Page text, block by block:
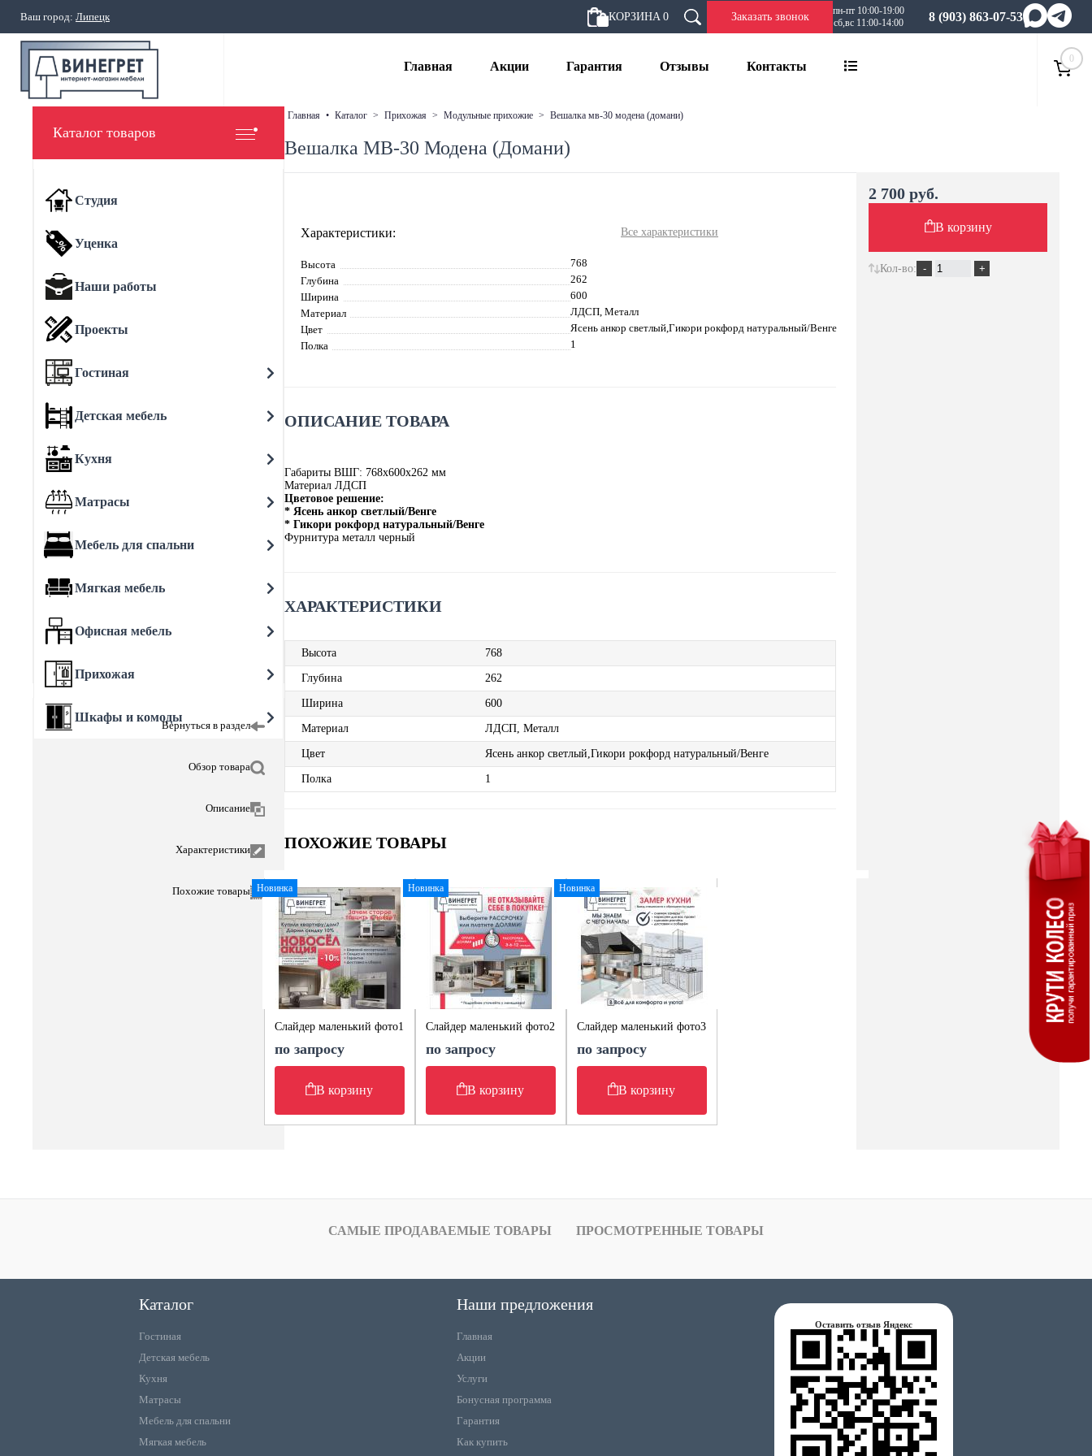
Ваш город: Липецк КОРЗИНА 0 Заказать звонок
пн-пт 10:00-19:00
сб,вс 11:00-14:00
8 (903) 863-07-53
Главная Акции Гарантия Отзывы Контакты
0
Каталог товаров
Студия
Уценка
Наши работы
Проекты
Гостиная
Детская мебель
Кухня
Матрасы
Мебель для спальни
Мягкая мебель
Офисная мебель
Прихожая
Шкафы и комоды
Вернуться в раздел
Обзор товара
Описание
Характеристики
Похожие товары
главная • каталог > прихожая > модульные прихожие > вешалка мв-30 модена (домани)
Вешалка МВ-30 Модена (Домани)
Характеристики: Все характеристики
Высота
768
Глубина
262
Ширина
600
Материал
ЛДСП, Металл
Цвет
Ясень анкор светлый,Гикори рокфорд натуральный/Венге
Полка
1
ОПИСАНИЕ ТОВАРА
Габариты ВШГ: 768х600х262 мм
Материал ЛДСП
Цветовое решение:
* Ясень анкор светлый/Венге
* Гикори рокфорд натуральный/Венге
Фурнитура металл черный
ХАРАКТЕРИСТИКИ
Высота 768
Глубина 262
Ширина 600
Материал ЛДСП, Металл
Цвет Ясень анкор светлый,Гикори рокфорд натуральный/Венге
Полка 1
ПОХОЖИЕ ТОВАРЫ
Новинка
Слайдер маленький фото1
по запросу
В корзину
Новинка
Слайдер маленький фото2
по запросу
В корзину
Новинка
Слайдер маленький фото3
по запросу
В корзину
2 700 руб.
В корзину
Кол-во:
САМЫЕ ПРОДАВАЕМЫЕ ТОВАРЫ ПРОСМОТРЕННЫЕ ТОВАРЫ
Каталог
Гостиная
Детская мебель
Кухня
Матрасы
Мебель для спальни
Мягкая мебель
Наши предложения
Главная
Акции
Услуги
Бонусная программа
Гарантия
Как купить
Оставить отзыв Яндекс